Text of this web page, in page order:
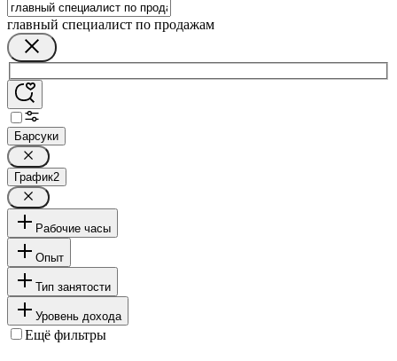
главный специалист по продажам
Барсуки
График2
Рабочие часы
Опыт
Тип занятости
Уровень дохода
Ещё фильтры